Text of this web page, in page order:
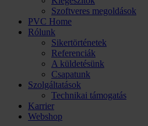
Szoftveres megoldások
PVC Home
Rólunk
Sikertörténetek
Referenciák
A küldetésünk
Csapatunk
Szolgáltatások
Technikai támogatás
Karrier
Webshop